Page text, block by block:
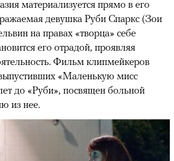
материализуется прямо в его
девушка Руби Спаркс (Зои
на правах «творца» себе
его отрадой, проявляя
Фильм клипмейкеров
«Маленькую мисс
до «Руби», посвящен больной
из нее.